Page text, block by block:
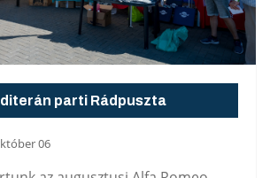
parti Rádpuszta
06